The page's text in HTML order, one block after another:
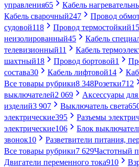
управления65 Кабель
Кабель сварочный247 Провод
судовой118 Провод термостойкий15
неизолированный45 Кабель
телевизионный11 Кабель
шахтный18 Провод бортовой1
состава30 Кабель лифтовой14
Все товары рубрики8 348Розетки712
выключателей2 069
Аксессуары
изделий3 907 Выключатель света
электрические395 Разъемы
электрические106 Блок
звонок10 Разветвители питания,
Все товары рубрики7 629Частотный
Двигатели переменного тока910